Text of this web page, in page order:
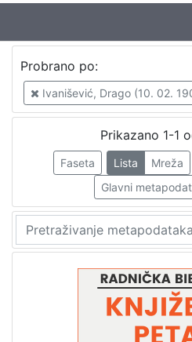
Jezik
hrvatski
cjelina
Digitalizirana zagrebačka
Glasovi Književnog petka
Probrano po:
Ivanišević, Drago (10. 02.
Prikazano 1-1
Faseta Lista Mreža
Glavni